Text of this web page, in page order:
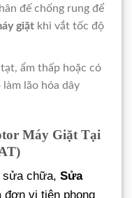
đế chống rung để
giặtkhi vắt tốc độ
ẩm thấp hoặc có
lão hóa dây
Máy Giặt Tại
sửa chữa, Sửa
đơn vị tiên phong